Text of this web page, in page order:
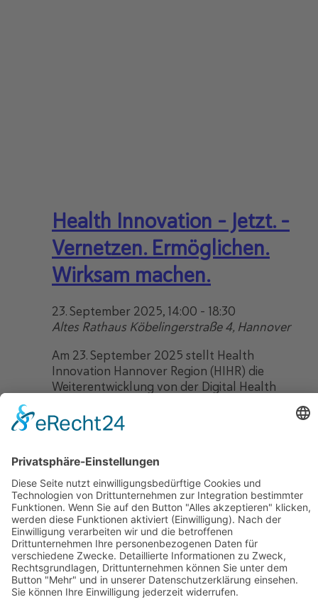
23. September 2025, 14:00 - 18:30
Health Innovation - Jetzt. -
Vernetzen. Ermöglichen.
Wirksam machen.
Altes Rathaus Köbelingerstraße 4, Hannover
Am 23. September 2025 stellt Health
Innovation Hannover Region (HIHR) die
Weiterentwicklung von der Digital Health
Plattform für Gesundheitsinnovation vor.
Oktober 2025
Mo.6